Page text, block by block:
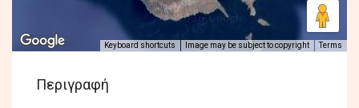
Keyboard shortcuts Image may be subject to copyright Terms
Περιγραφή